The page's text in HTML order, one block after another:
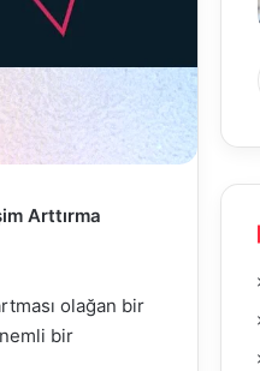
Arttırma
olağan bir
bir